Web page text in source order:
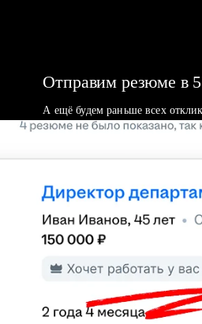
Отправим резюме в
А ещё будем раньше всех